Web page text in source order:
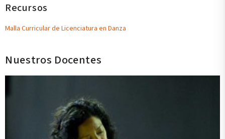
Recursos
Malla Curricular de Licenciatura en Danza
Nuestros Docentes